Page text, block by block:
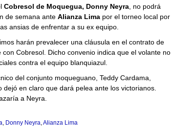
Cobresol de Moquegua, Donny Neyra, no podrá
de semana ante Alianza Limapor el torneo local por
ansias de enfrentar a su ex equipo.
harán prevalecer una cláusula en el contrato de
Cobresol. Dicho convenio indica que el volante no
contra el equipo blanquiazul.
del conjunto moqueguano, Teddy Cardama,
dejó en claro que dará pelea ante los victorianos.
a Neyra.
, Donny Neyra,Alianza Lima